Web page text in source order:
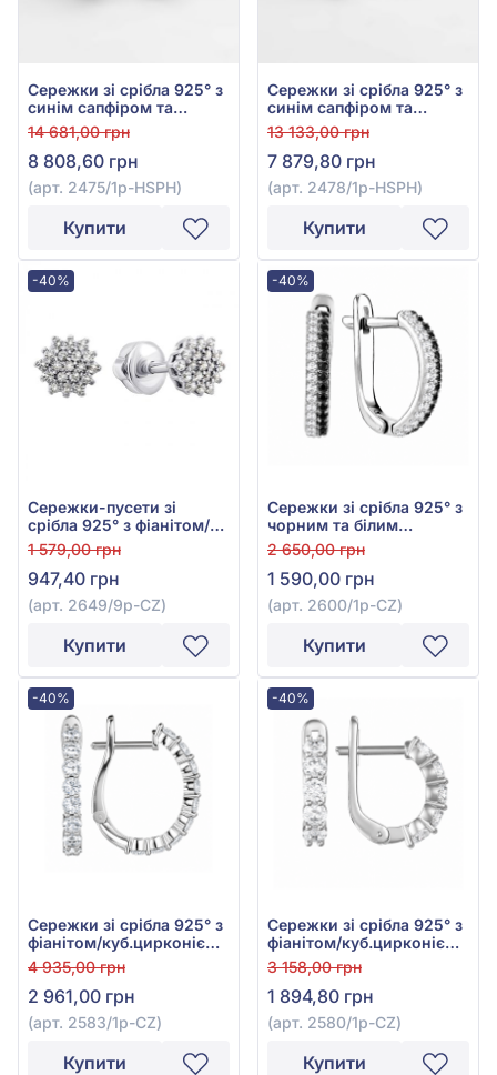
Сережки зі срібла 925° з
синім сапфіром та
фіанітом, арт. 2475/1р-
HSPH
14 681,00 грн
8 808,60 грн
(арт. 2475/1р-HSPH)
Купити
Сережки зі срібла 925° з
синім сапфіром та
фіанітом, арт. 2478/1р-
HSPH
13 133,00 грн
7 879,80 грн
(арт. 2478/1р-HSPH)
Купити
-40%
Сережки-пусети зі
срібла 925° з фіанітом/
куб.цирконієм, арт.
2649/9p-CZ
1 579,00 грн
947,40 грн
(арт. 2649/9p-CZ)
Купити
-40%
Сережки зі срібла 925° з
чорним та білим
фіанітом/куб.цирконієм,
арт. 2600/1р-CZ
2 650,00 грн
1 590,00 грн
(арт. 2600/1р-CZ)
Купити
-40%
Сережки зі срібла 925° з
фіанітом/куб.цирконієм,
арт. 2583/1р-CZ
4 935,00 грн
2 961,00 грн
(арт. 2583/1р-CZ)
Купити
-40%
Сережки зі срібла 925° з
фіанітом/куб.цирконієм,
арт. 2580/1р-CZ
3 158,00 грн
1 894,80 грн
(арт. 2580/1р-CZ)
Купити